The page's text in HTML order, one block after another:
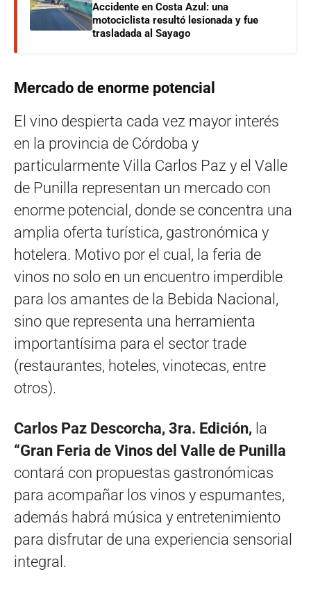
Accidente en Costa Azul: una
motociclista resultó lesionada y fue
trasladada al Sayago
Mercado de enorme potencial
El vino despierta cada vez mayor interés
en la provincia de Córdoba y
particularmente Villa Carlos Paz y el Valle
de Punilla representan un mercado con
enorme potencial, donde se concentra una
amplia oferta turística, gastronómica y
hotelera. Motivo por el cual, la feria de
vinos no solo en un encuentro imperdible
para los amantes de la Bebida Nacional,
sino que representa una herramienta
importantísima para el sector trade
(restaurantes, hoteles, vinotecas, entre
otros).
Carlos Paz Descorcha, 3ra. Edición, la
“Gran Feria de Vinos del Valle de Punilla
contará con propuestas gastronómicas
para acompañar los vinos y espumantes,
además habrá música y entretenimiento
para disfrutar de una experiencia sensorial
integral.